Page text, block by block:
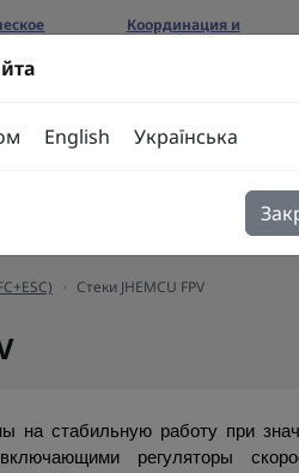
Координация и
Стеки JHEMCU FPV
English Українська
на стабильную работу при
регуляторы